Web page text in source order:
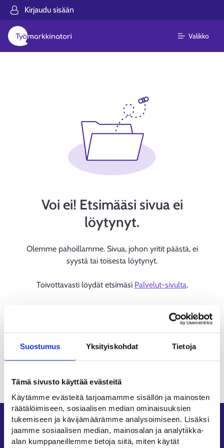
Suostumus Yksityiskohdat Tietoja
Tämä sivusto käyttää evästeitä
Käytämme evästeitä tarjoamamme sisällön ja mainosten
räätälöimiseen, sosiaalisen median ominaisuuksien
tukemiseen ja kävijämäärämme analysoimiseen. Lisäksi
jaamme sosiaalisen median, mainosalan ja analytiikka-
alan kumppaneillemme tietoja siitä, miten käytät
Kirjaudu sisään
Valikko
Voi ei! Etsimääsi sivua ei
löytynyt.
Olemme pahoillamme. Sivua, johon yritit päästä, ei
syystä tai toisesta löytynyt.
Toivottavasti löydät etsimäsi Palvelut-sivulta.
Oikopolut
Asiointi